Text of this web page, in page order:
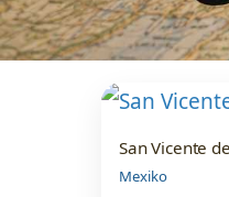
San Vicente
Mexiko